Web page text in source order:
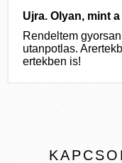
Ujra. Olyan, mint
Rendeltem
utanpotlas.
ertekben is!